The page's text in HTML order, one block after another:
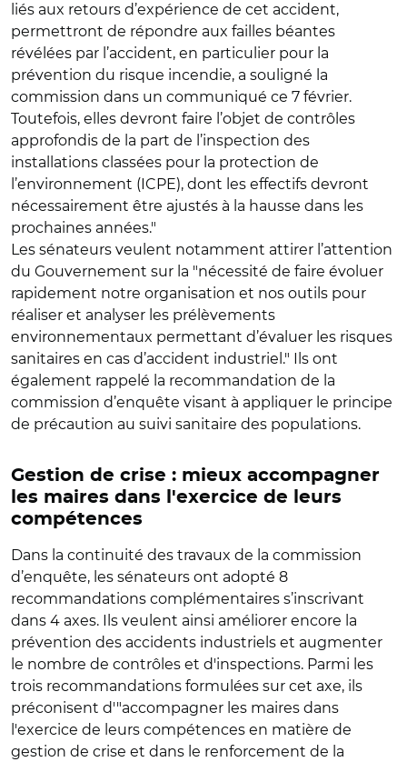
liés aux retours d’expérience de cet accident,
permettront de répondre aux failles béantes
révélées par l’accident, en particulier pour la
prévention du risque incendie, a souligné la
commission dans un communiqué ce 7 février.
Toutefois, elles devront faire l’objet de contrôles
approfondis de la part de l’inspection des
installations classées pour la protection de
l’environnement (ICPE), dont les effectifs devront
nécessairement être ajustés à la hausse dans les
prochaines années."
Les sénateurs veulent notamment attirer l’attention
du Gouvernement sur la "nécessité de faire évoluer
rapidement notre organisation et nos outils pour
réaliser et analyser les prélèvements
environnementaux permettant d’évaluer les risques
sanitaires en cas d’accident industriel." Ils ont
également rappelé la recommandation de la
commission d’enquête visant à appliquer le principe
de précaution au suivi sanitaire des populations.
Gestion de crise : mieux accompagner
les maires dans l'exercice de leurs
compétences
Dans la continuité des travaux de la commission
d’enquête, les sénateurs ont adopté 8
recommandations complémentaires s’inscrivant
dans 4 axes. Ils veulent ainsi améliorer encore la
prévention des accidents industriels et augmenter
le nombre de contrôles et d'inspections. Parmi les
trois recommandations formulées sur cet axe, ils
préconisent d'"accompagner les maires dans
l'exercice de leurs compétences en matière de
gestion de crise et dans le renforcement de la